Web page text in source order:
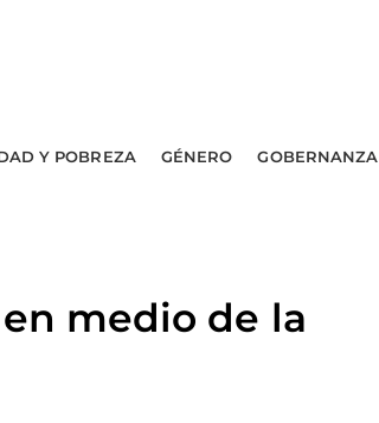
Y POBREZA GÉNERO GOBERNANZA
medio de la